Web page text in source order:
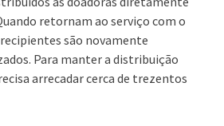
retornam ao serviço com o
são novamente
Para manter a distribuição
arrecadar cerca de trezentos